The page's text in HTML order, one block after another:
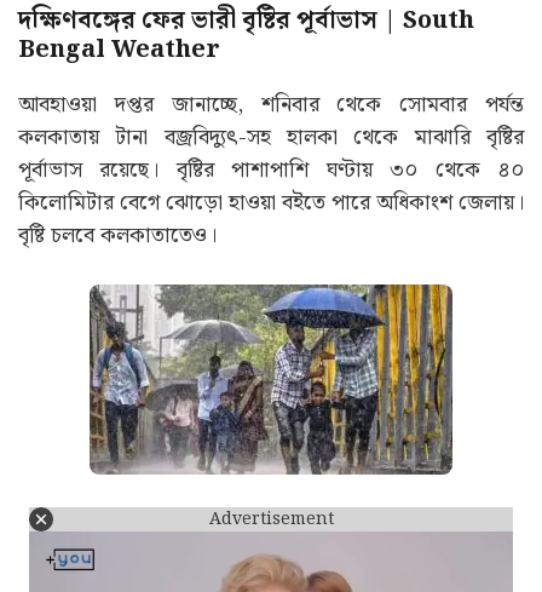
দক্ষিণবঙ্গের ফের ভারী বৃষ্টির পূর্বাভাস | South
Bengal Weather
আবহাওয়া দপ্তর জানাচ্ছে, শনিবার থেকে সোমবার পর্যন্ত
কলকাতায় টানা বজ্রবিদ্যুৎ-সহ হালকা থেকে মাঝারি বৃষ্টির
পূর্বাভাস রয়েছে। বৃষ্টির পাশাপাশি ঘণ্টায় ৩০ থেকে ৪০
কিলোমিটার বেগে ঝোড়ো হাওয়া বইতে পারে অধিকাংশ জেলায়।
বৃষ্টি চলবে কলকাতাতেও।
Advertisement